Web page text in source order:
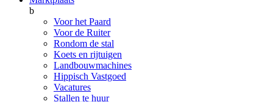
b
Voor het Paard
Voor de Ruiter
Rondom de stal
Koets en rijtuigen
Landbouwmachines
Hippisch Vastgoed
Vacatures
Stallen te huur